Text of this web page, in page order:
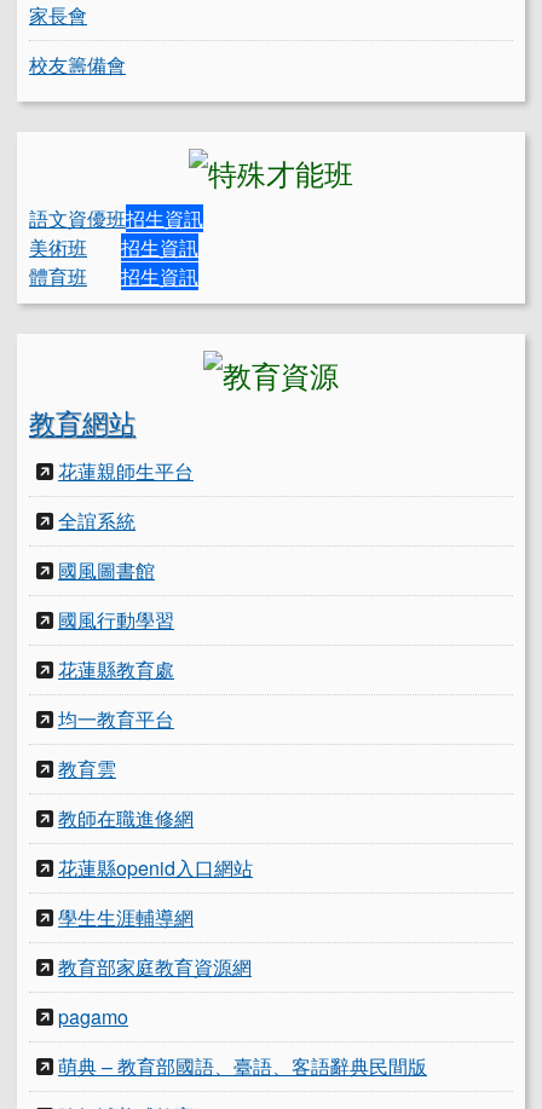
家長會
校友籌備會
語文資優班招生資訊
美術班
招生資訊
體育班
招生資訊
教育網站
花蓮親師生平台
全誼系統
國風圖書館
國風行動學習
花蓮縣教育處
均一教育平台
教育雲
教師在職進修網
花蓮縣openid入口網站
學生生涯輔導網
教育部家庭教育資源網
pagamo
萌典 – 教育部國語、臺語、客語辭典民間版